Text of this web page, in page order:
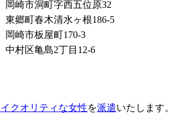
岡崎市洞町字西五位原32
東郷町春木清水ヶ根186-5
岡崎市板屋町170-3
中村区亀島2丁目12-6
クオリティな女性を派遣いたします。